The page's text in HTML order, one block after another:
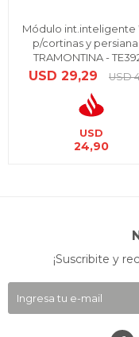
Módulo int.inteligente
p/cortinas y
TRAMONTINA -
USD 29,29 USD
USD
24,90
¡Suscribite y